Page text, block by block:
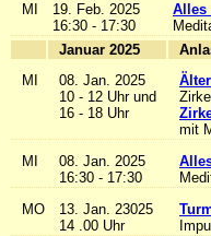
MI
19. Feb. 2025
16:30 - 17:30
Alles
Januar 2025
MI
08. Jan. 2025
10 - 12 Uhr und
16 - 18 Uhr
mit
MI
08. Jan. 2025
16:30 - 17:30
MO
13. Jan. 23025
14 .00 Uhr